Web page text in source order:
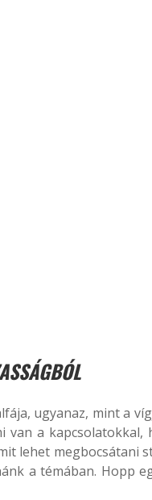
ugyanaz, mint a
van a
lehet megbocsátani
a témában. Hopp